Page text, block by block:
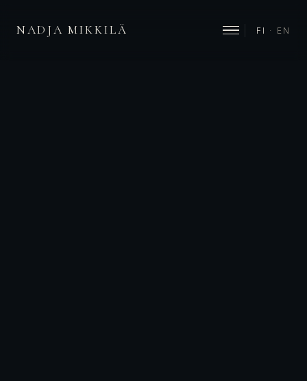
NADJA MIKKILÄ FI · EN